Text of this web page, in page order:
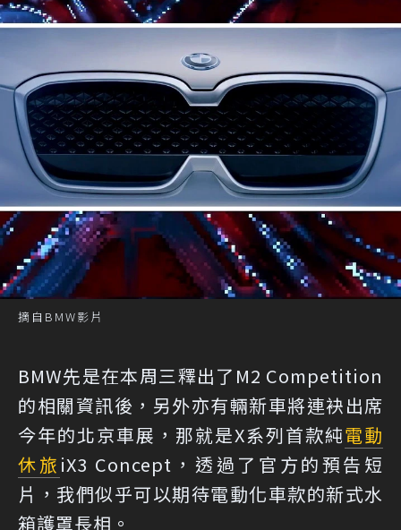
摘自BMW影片
BMW先是在本周三釋出了M2 Competition
的相關資訊後，另外亦有輛新車將連袂出席
今年的北京車展，那就是X系列首款純電動
休旅 iX3 Concept，透過了官方的預告短
片，我們似乎可以期待電動化車款的新式水
箱護罩長相。